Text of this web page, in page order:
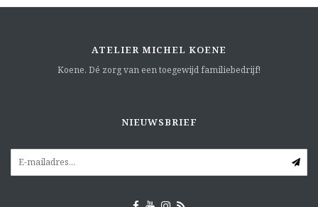
ATELIER MICHEL KOENE
Koene. Dé zorg van een toegewijd familiebedrijf!
NIEUWSBRIEF